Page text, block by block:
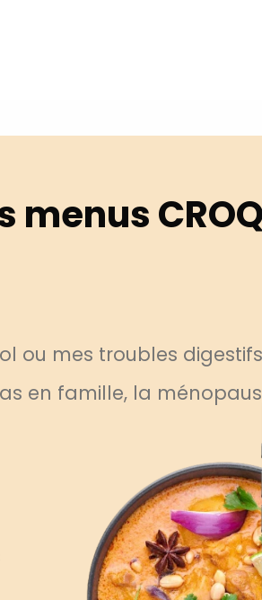
menus CROQ
ou mes troubles digestifs
en famille, la
personnalisées. Vous pourrez vous
désabonnement intégré dans la
exercer vos droits, prenez connaissance
Confidentialité .